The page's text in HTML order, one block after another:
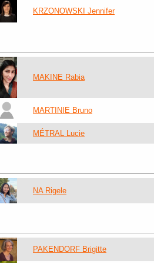
KRZONOWSKI Jennifer
MAKINE Rabia
MARTINIE Bruno
MÉTRAL Lucie
NA Rigele
PAKENDORF Brigitte